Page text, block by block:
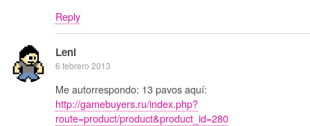
Reply
Leni
6 febrero 2013
Me autorrespondo: 13 pavos aquí:
http://gamebuyers.ru/index.php?
route=product/product&product_id=280